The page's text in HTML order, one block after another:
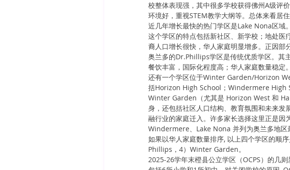
校整体表现强，其中很多学校获得佛州A级评
环境好，重视STEM教学大纲等。总体来看居
近几年增长最快的热门学区是Lake Nona区域
这个学区的特点包括新社区、新学校；地处
裔人口增长很快，华人家庭明显增多。正因部
奥兰多的Dr.Phillips学区是传统优质学区。其
餐饮丰富，国际化程度高；华人家庭数量稳定
还有一个学区位于Winter Garden/Horizon
括Horizon High School；Windermere High
Winter Garden（尤其是 Horizon West 和
身，还包括社区人口结构、教育氛围和未来
融行业的家庭迁入。许多家长选择这里正是
Windermere、Lake Nona 并列为奥兰多地区
如果以华人家庭数量排序, 以上四个学区的
Phillips，4）Winter Garden。
2025-26学年末橙县公立学区（OCPS）的几